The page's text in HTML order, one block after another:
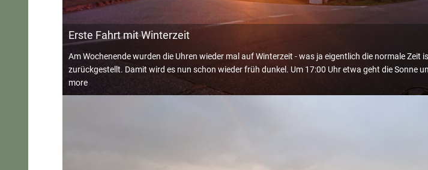
Erste Fahrt mit Winterzeit
Am Wochenende wurden die Uhren wieder mal auf Winterzeit - was ja eigentlich die normale Zeit
zurückgestellt. Damit wird es nun schon wieder früh dunkel. Um 17:00 Uhr etwa geht die Sonne
more